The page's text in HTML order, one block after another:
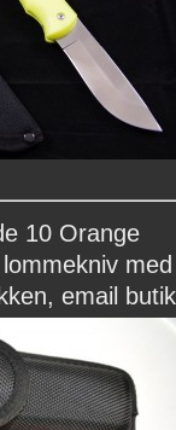
10 Orange
email